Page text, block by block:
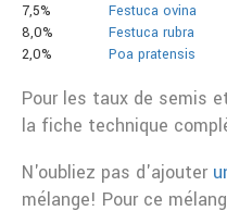
7,5%
Festuca ovina
8,0%
Festuca rubra
2,0%
Poa pratensis
Pour les taux de semis
la fiche technique
N'oubliez pas d'ajouter
mélange! Pour ce